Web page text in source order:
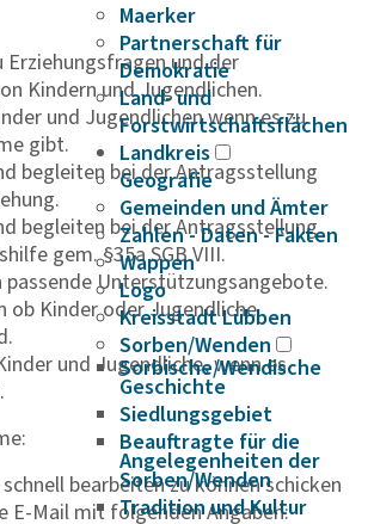
Maerker
Partnerschaft für
Demokratie
Land- und
Forstwirtschaftsflächen
Landkreis
Geografie
Gemeinden und Ämter
Zahlen - Daten - Fakten
Wappen
Logo
Kreisstadt Lübben
Sorben/Wenden
Sorbische/Wendische
Geschichte
Siedlungsgebiet
Beauftragte für die
Angelegenheiten der
Sorben/Wenden
Tradition und Kultur
Erziehungsfragen und der
Kindern und Jugendlichen.
und Jugendlichen wenn es zu
gibt.
begleiten bei der Antragsstellung
begleiten bei der Antragsstellung
gem. §35a SGB VIII.
Unterstützungsangebote.
ob Kinder oder Jugendliche
und Jugendliche, wenn es
bearbeiten zu können schicken
E-Mail mit folgenden Angaben: